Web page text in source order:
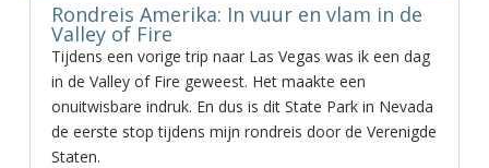
Rondreis Amerika: In vuur en vlam in de
Valley of Fire
Tijdens een vorige trip naar Las Vegas was ik een dag
in de Valley of Fire geweest. Het maakte een
onuitwisbare indruk. En dus is dit State Park in Nevada
de eerste stop tijdens mijn rondreis door de Verenigde
Staten.